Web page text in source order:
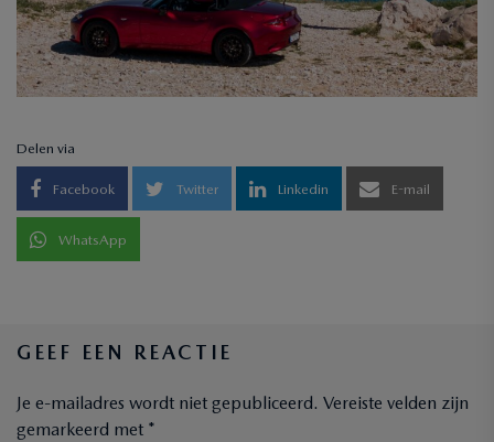
Delen via
Facebook Twitter Linkedin E-mail
WhatsApp
GEEF EEN REACTIE
Je e-mailadres wordt niet gepubliceerd. Vereiste velden zijn
gemarkeerd met *